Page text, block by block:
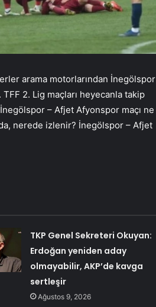
arama motorlarından İnegölspor
2. Lig maçları heyecanla takip
– Afjet Afyonspor maçı ne
nerede izlenir? İnegölspor – Afjet
TKP Genel Sekreteri Okuyan:
Erdoğan yeniden aday
olmayabilir, AKP’de kavga
sertleşir
Ağustos 9, 2026